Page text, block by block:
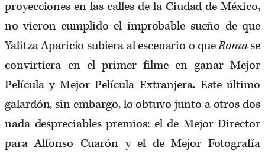
proyecciones en las calles de la Ciudad de México,
no vieron cumplido el improbable sueño de que
Yalitza Aparicio subiera al escenario o queRomase
convirtiera en el primer filme en ganar Mejor
Película y Mejor Película Extranjera. Este último
galardón, sin embargo, lo obtuvo junto a otros dos
nada despreciables premios: el de Mejor Director
para Alfonso Cuarón y el de Mejor Fotografía